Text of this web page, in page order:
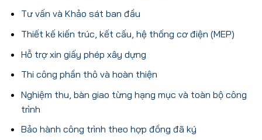
Tư vấn và Khảo sát ban đầu
Thiết kế kiến trúc, kết cấu, hệ thống cơ điện (MEP)
Hỗ trợ xin giấy phép xây dựng
Thi công phần thô và hoàn thiện
Nghiệm thu, bàn giao từng hạng mục và toàn bộ công
trình
Bảo hành công trình theo hợp đồng đã ký